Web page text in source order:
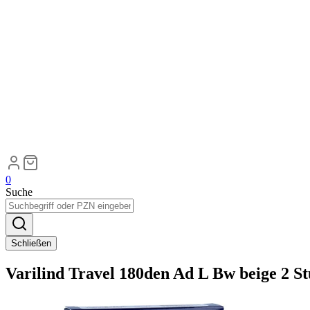
0
Suche
Schließen
Varilind Travel 180den Ad L Bw beige 2